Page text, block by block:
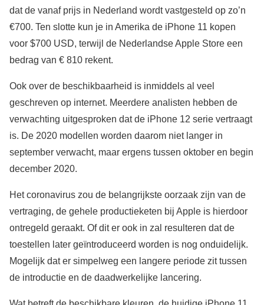
dat de vanaf prijs in Nederland wordt vastgesteld op zo’n
€700. Ten slotte kun je in Amerika de iPhone 11 kopen
voor $700 USD, terwijl de Nederlandse Apple Store een
bedrag van € 810 rekent.
Ook over de beschikbaarheid is inmiddels al veel
geschreven op internet. Meerdere analisten hebben de
verwachting uitgesproken dat de iPhone 12 serie vertraagt
is. De 2020 modellen worden daarom niet langer in
september verwacht, maar ergens tussen oktober en begin
december 2020.
Het coronavirus zou de belangrijkste oorzaak zijn van de
vertraging, de gehele productieketen bij Apple is hierdoor
ontregeld geraakt. Of dit er ook in zal resulteren dat de
toestellen later geïntroduceerd worden is nog onduidelijk.
Mogelijk dat er simpelweg een langere periode zit tussen
de introductie en de daadwerkelijke lancering.